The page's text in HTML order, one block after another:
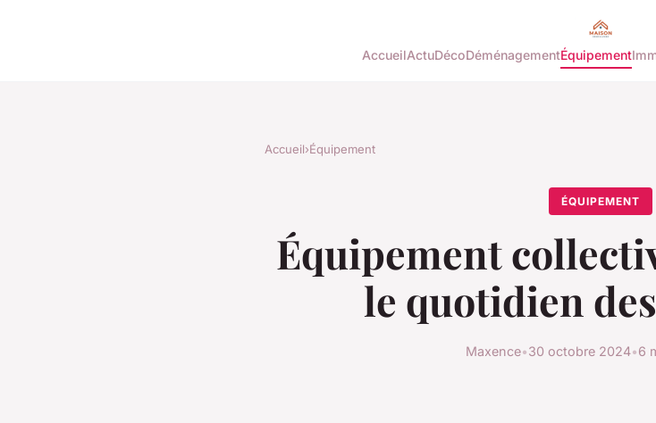
AccueilActuDécoDéménagementÉquipement
Accueil›Équipement
ÉQUIPEMENT
Équipement
le quotidien
Maxence•30 octobre 2024•6